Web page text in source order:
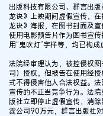
出版科技有限公司、群言出
龙诀》上映期间虚假宣传，
龙诀》海报，在图书封面及
使用电影预告片作为图书宣
用“鬼吹灯”字样等，均已构成
法院经审理认为，被控侵权
司）授权，但被告在使用经
式不得侵害他人合法权益。
宣传的不正当竞争行为。法
版社立即停止虚假宣传，消
霆公司90万元，群言出版社